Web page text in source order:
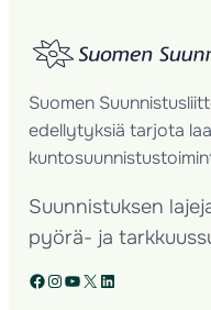
Suomen
edellytyksiä tarjota
Suunnistuksen
pyörä- ja
Facebook Instagram YouTube X LinkedIn